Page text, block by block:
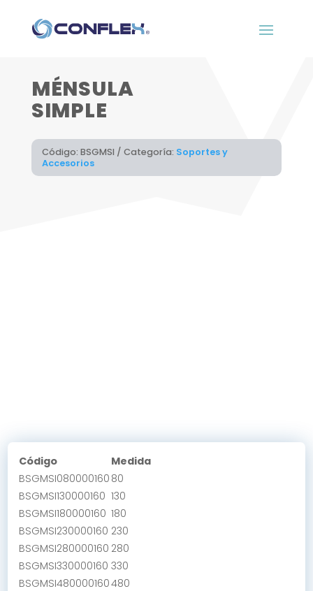
MÉNSULA
SIMPLE
Código: BSGMSI Categoría: Soportes y
Accesorios
Código
Medida
BSGMSI080000160 80
BSGMSI130000160 130
BSGMSI180000160 180
BSGMSI230000160 230
BSGMSI280000160 280
BSGMSI330000160 330
BSGMSI480000160480